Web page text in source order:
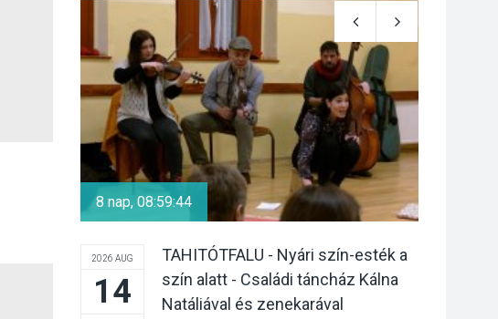
emelkednek a
parkolási díjak
Szentendrén
KÖZÉLET 2026 AUG 05
Nőtt a fontosabb nyári
gyümölcsök
termésmennyisége
KULTÚRA 2026 AUG 04
Bogdányban
programokkal teli
8 nap, 08:59:43
2026 AUG
14
TAHITÓTFALU - Nyári szín-esték a
szín alatt - Családi táncház Kálna
Natáliával és zenekarával